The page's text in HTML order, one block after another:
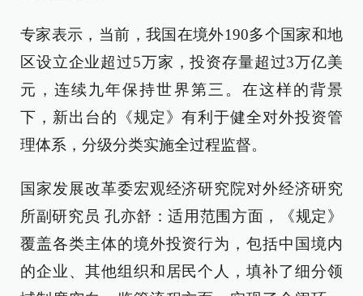
专家表示，当前，我国在境外190多个国家和地
区设立企业超过5万家，投资存量超过3万亿美
元，连续九年保持世界第三。在这样的背景
下，新出台的《规定》有利于健全对外投资管
理体系，分级分类实施全过程监督。
国家发展改革委宏观经济研究院对外经济研究
所副研究员 孔亦舒：适用范围方面，《规定》
覆盖各类主体的境外投资行为，包括中国境内
的企业、其他组织和居民个人，填补了细分领